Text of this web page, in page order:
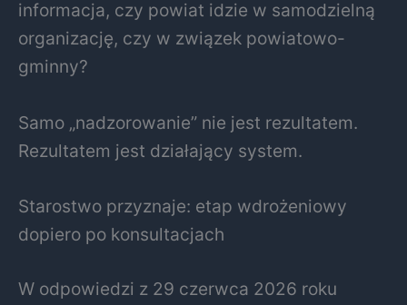
informacja, czy powiat idzie w samodzielną
organizację, czy w związek powiatowo-
gminny?
Samo „nadzorowanie” nie jest rezultatem.
Rezultatem jest działający system.
Starostwo przyznaje: etap wdrożeniowy
dopiero po konsultacjach
W odpowiedzi z 29 czerwca 2026 roku